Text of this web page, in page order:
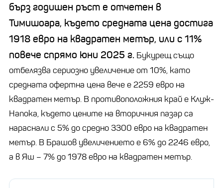
бърз годишен ръст е отчетен в
Тимишоара, където средната цена достига
1918 евро на квадратен метър, или с 11%
повече спрямо юни 2025 г. Букурещ също
отбелязва сериозно увеличение от 10%, като
средната офертна цена вече е 2259 евро на
квадратен метър. В противоположния край е Клуж-
Напока, където цените на вторичния пазар са
нараснали с 5% до средно 3300 евро на квадратен
метър. В Брашов увеличението е 6% до 2246 евро,
а в Яш – 7% до 1978 евро на квадратен метър.